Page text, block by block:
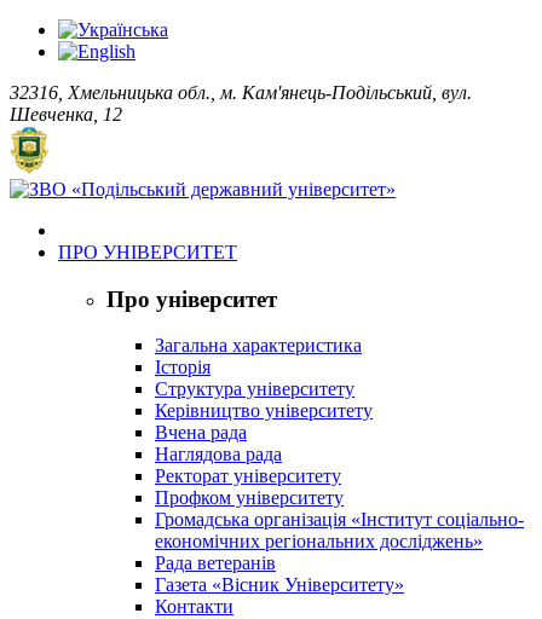
32316, Хмельницька обл., м. Кам'янець-Подільський, вул.
Шевченка, 12
ПРО УНІВЕРСИТЕТ
Про університет
Загальна характеристика
Історія
Структура університету
Керівництво університету
Вчена рада
Наглядова рада
Ректорат університету
Профком університету
Громадська організація «Інститут соціально-
економічних регіональних досліджень»
Рада ветеранів
Газета «Вісник Університету»
Контакти